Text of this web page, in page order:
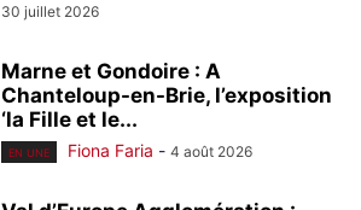
30 juillet 2026
Marne et Gondoire : A
Chanteloup-en-Brie, l’exposition
‘la Fille et le...
EN UNE Fiona Faria - 4 août 2026